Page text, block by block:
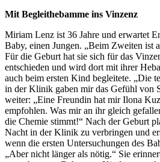
Mit Begleithebamme ins Vinzenz
Miriam Lenz ist 36 Jahre und erwartet
Baby, einen Jungen. „Beim Zweiten ist
Für die Geburt hat sie sich für das
entschieden und wird dort mit ihrer
auch beim ersten Kind begleitete. „Die
in der Klinik gaben mir das Gefühl von
weiter: „Eine Freundin hat mir Ilona
empfohlen. Was mir an ihr gleich
die Chemie stimmt!“ Nach der Geburt
Nacht in der Klinik zu verbringen und
wenn die ersten Untersuchungen des
„Aber nicht länger als nötig.“ Sie